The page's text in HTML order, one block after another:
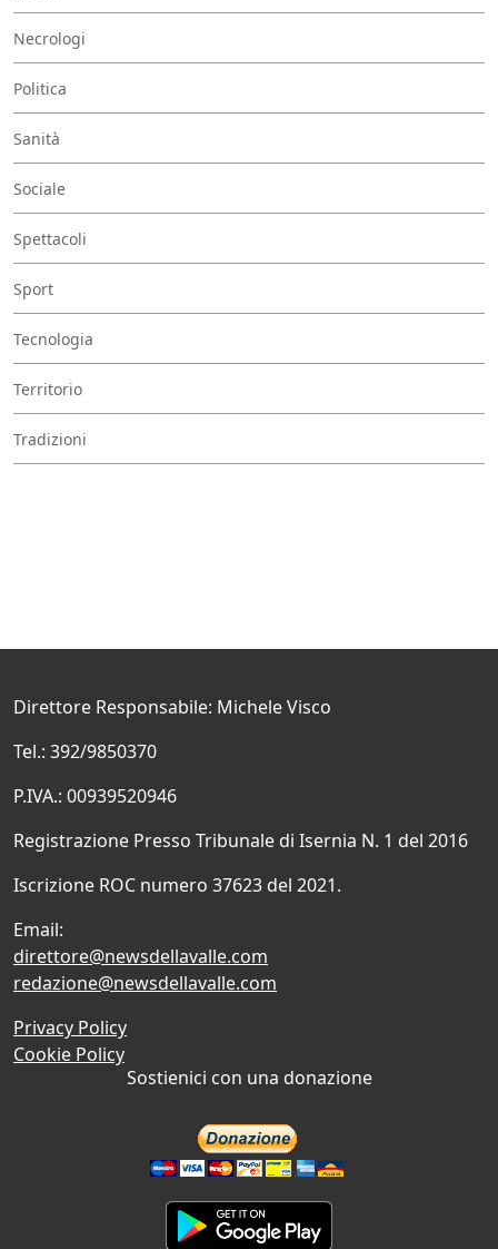
Necrologi
Politica
Sanità
Sociale
Spettacoli
Sport
Tecnologia
Territorio
Tradizioni
Direttore Responsabile: Michele Visco
Tel.: 392/9850370
P.IVA.: 00939520946
Registrazione Presso Tribunale di Isernia N. 1 del 2016
Iscrizione ROC numero 37623 del 2021.
Email:
direttore@newsdellavalle.com
redazione@newsdellavalle.com
Privacy Policy
Cookie Policy
Sostienici con una donazione